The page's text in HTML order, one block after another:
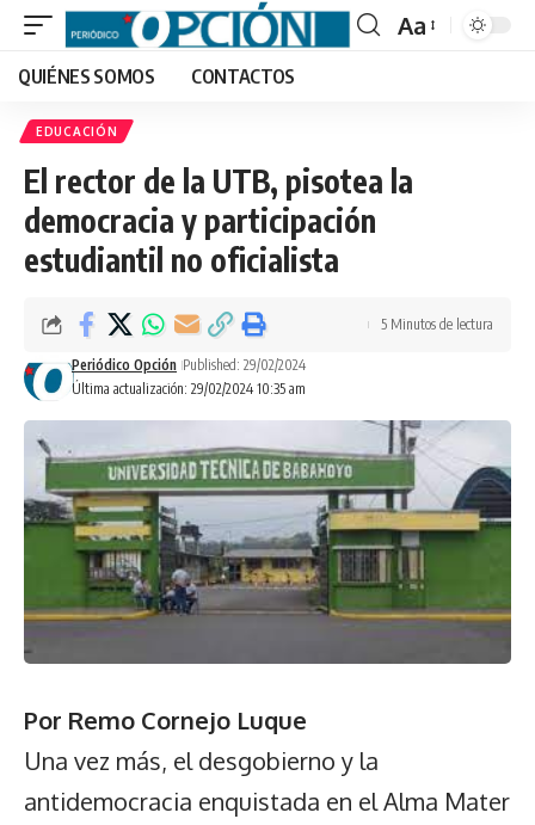
Font
Aa
QUIÉNES SOMOS CONTACTOS
EDUCACIÓN
El rector de la UTB, pisotea la
democracia y participación
estudiantil no oficialista
Última actualización: 29/02/2024 10:35 am
Periódico Opción Published: 29/02/2024
5 Minutos de lectura
Por Remo Cornejo Luque
Una vez más, el desgobierno y la
antidemocracia enquistada en el Alma Mater